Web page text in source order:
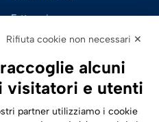
Fatturazione
Sicurezza Digitale
Cloud
Rifiuta cookie non necessari ✕
alcuni
visitatori e utenti
partner utilizziamo i cookie